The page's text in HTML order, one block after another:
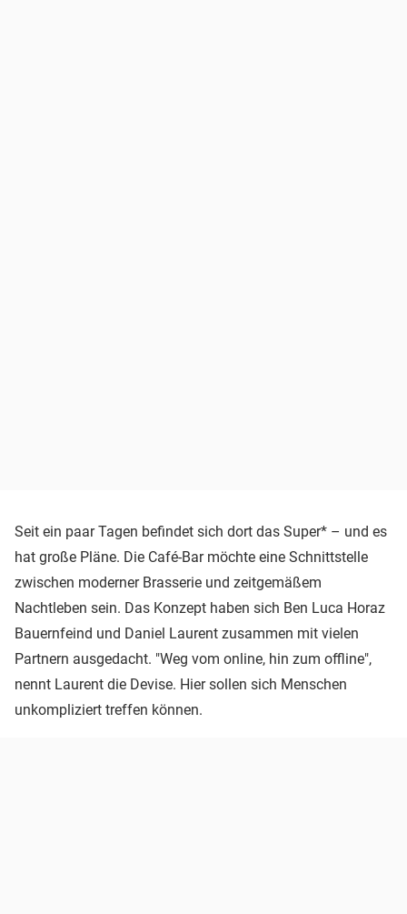
Seit ein paar Tagen befindet sich dort das Super* – und es
hat große Pläne. Die Café-Bar möchte eine Schnittstelle
zwischen moderner Brasserie und zeitgemäßem
Nachtleben sein. Das Konzept haben sich Ben Luca Horaz
Bauernfeind und Daniel Laurent zusammen mit vielen
Partnern ausgedacht. "Weg vom online, hin zum offline",
nennt Laurent die Devise. Hier sollen sich Menschen
unkompliziert treffen können.